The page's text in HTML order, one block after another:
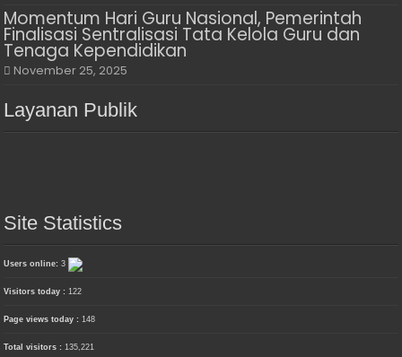
Momentum Hari Guru Nasional, Pemerintah
Finalisasi Sentralisasi Tata Kelola Guru dan
Tenaga Kependidikan
November 25, 2025
Layanan Publik
Site Statistics
Users online:3
Visitors today :122
Page views today :148
Total visitors :135,221